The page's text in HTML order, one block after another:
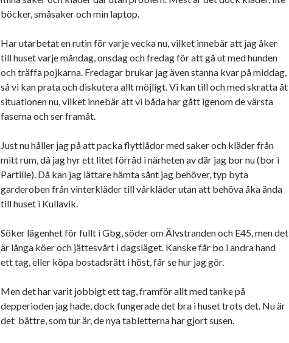
böcker, småsaker och min laptop.
Har utarbetat en rutin för varje vecka nu, vilket innebär att jag åker
till huset varje måndag, onsdag och fredag för att gå ut med hunden
och träffa pojkarna. Fredagar brukar jag även stanna kvar på middag,
så vi kan prata och diskutera allt möjligt. Vi kan till och med skratta åt
situationen nu, vilket innebär att vi båda har gått igenom de värsta
faserna och ser framåt.
Just nu håller jag på att packa flyttlådor med saker och kläder från
mitt rum, då jag hyr ett litet förråd i närheten av där jag bor nu (bor i
Partille). Då kan jag lättare hämta sånt jag behöver, typ byta
garderoben från vinterkläder till vårkläder utan att behöva åka ända
till huset i Kullavik.
Söker lägenhet för fullt i Gbg, söder om Älvstranden och E45, men det
är långa köer och jättesvårt i dagsläget. Kanske får bo i andra hand
ett tag, eller köpa bostadsrätt i höst, får se hur jag gör.
Men det har varit jobbigt ett tag, framför allt med tanke på
depperioden jag hade, dock fungerade det bra i huset trots det. Nu är
det bättre, som tur är, de nya tabletterna har gjort susen.